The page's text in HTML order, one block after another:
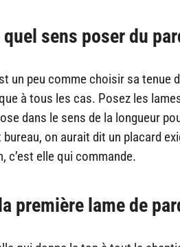
sens poser du
un peu comme choisir sa
à tous les cas. Posez les
dans le sens de la longueur
on aurait dit un placard
c’est elle qui commande.
première lame de